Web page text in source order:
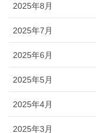
2025年8月
2025年7月
2025年6月
2025年5月
2025年4月
2025年3月